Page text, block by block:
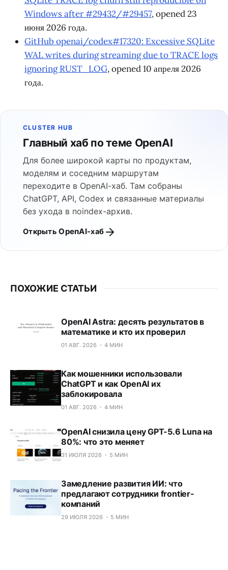
Windows after #29432/#29457, opened 23
июня 2026 года.
GitHub openai/codex#17320: Excessive SQLite
WAL writes during streaming due to TRACE logs
ignoring RUST_LOG, opened 10 апреля 2026
года.
CLUSTER HUB
Главный хаб по теме OpenAI
Для более широкой карты по продуктам,
моделям и соседним маршрутам
переходите в OpenAI-хаб. Там собраны
ChatGPT, API, Codex и связанные материалы
без ухода в noindex-архив.
Открыть OpenAI-хаб
ПОХОЖИЕ СТАТЬИ
OpenAI Astra: десять результатов в
математике и кто их проверил
01 АВГ. 2026 4 МИН
Как мошенники использовали
ChatGPT и как OpenAI их
заблокировала
01 АВГ. 2026 4 МИН
OpenAI снизила цену GPT-5.6 Luna на
80%: что это меняет
31 ИЮЛЯ 2026 5 МИН
Замедление развития ИИ: что
предлагают сотрудники frontier-
компаний
29 ИЮЛЯ 2026 5 МИН